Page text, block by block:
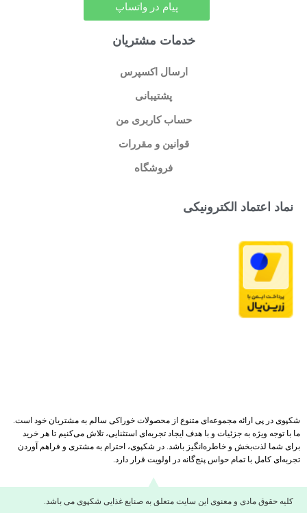
پیام در واتساپ
خدمات مشتریان
ارسال اکسپرس
پشتیبانی
حساب کاربری من
قوانین و مقررات
فروشگاه
نماد اعتماد الکترونیکی
شکپوی در پی ارائه مجموعه‌ای متنوع از محصولات خوراکی سالم به مشتریان خود است.
ما با توجه ویژه به جزئیات و با هدف ایجاد تجربه‌ای استثنایی، تلاش می‌کنیم تا هر خرید
برای شما لذت‌بخش و خاطره‌انگیز باشد. در شکپوی، احترام به مشتری و فراهم آوردن
تجربه‌ای کامل با تمام حواس پنج‌گانه در اولویت قرار دارد.
کلیه حقوق مادی و معنوی این سایت متعلق به صنایع غذایی شکپوی می باشد.